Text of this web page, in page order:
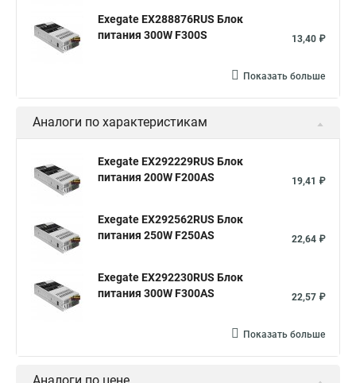
Exegate EX288876RUS Блок
питания 300W F300S
13,40 ₽
Показать больше
Аналоги по характеристикам
Exegate EX292229RUS Блок
питания 200W F200AS
19,41 ₽
Exegate EX292562RUS Блок
питания 250W F250AS
22,64 ₽
Exegate EX292230RUS Блок
питания 300W F300AS
22,57 ₽
Показать больше